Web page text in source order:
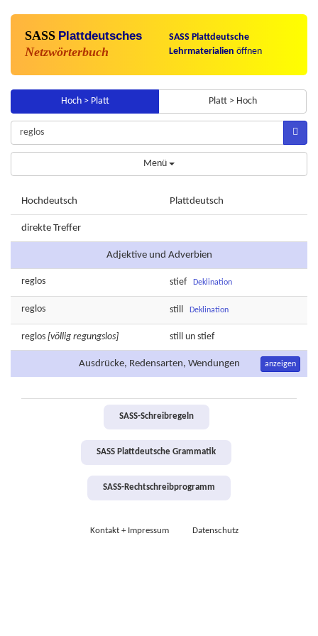
SASS Plattdeutsches
Netzwörterbuch
SASS Plattdeutsche
Lehrmaterialien öffnen
Hoch > Platt Platt > Hoch
Menü
Hochdeutsch Plattdeutsch
direkte Treffer
Adjektive und Adverbien
reglos stief Deklination
reglos still Deklination
reglos [völlig regungslos] still un stief
Ausdrücke, Redensarten, Wendungen anzeigen
SASS-Schreibregeln
SASS Plattdeutsche Grammatik
SASS-Rechtschreibprogramm
Kontakt + Impressum Datenschutz